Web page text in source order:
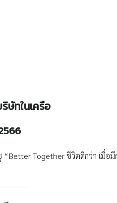
ษัทในเครือ
Together ชีวิตดีกว่า เมื่อ